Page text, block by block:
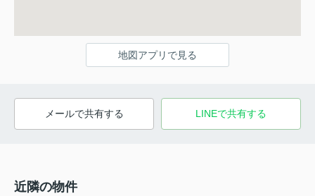
地図アプリで見る
メールで共有する LINEで共有する
近隣の物件